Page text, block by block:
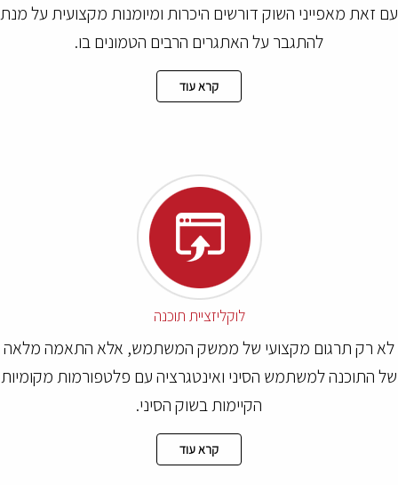
זאת מאפייני השוק דורשים היכרות ומיומנות מקצועית על מנת
להתגבר על האתגרים הרבים הטמונים בו.
קרא עוד
לוקליזציית תוכנה
רק תרגום מקצועי של ממשק המשתמש, אלא התאמה מלאה
התוכנה למשתמש הסיני ואינטגרציה עם פלטפורמות מקומיות
הקיימות בשוק הסיני.
קרא עוד